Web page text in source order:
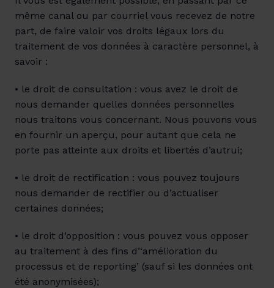
même canal ou par courriel vous recevez de notre
part, de faire valoir vos droits légaux lors du
traitement de vos données à caractère personnel, à
savoir :
• le droit de consultation : vous avez le droit de
nous demander quelles données personnelles
nous traitons vous concernant. Nous pouvons vous
en fournir un aperçu, pour autant que cela ne
porte pas atteinte aux droits et libertés d’autrui;
• le droit de rectification : vous pouvez toujours
nous demander de rectifier ou d’actualiser
certaines données;
• le droit d’opposition : vous pouvez vous opposer
au traitement à des fins d’‘amélioration du
processus et de reporting’ (sauf si les données ont
été anonymisées);